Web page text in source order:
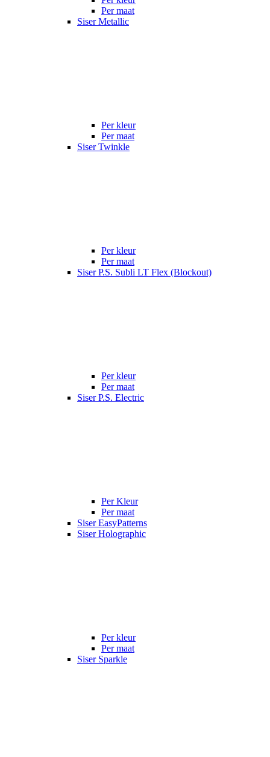
Per maat
Siser Metallic
Per kleur
Per maat
Siser Twinkle
Per kleur
Per maat
Siser P.S. Subli LT Flex (Blockout)
Per kleur
Per maat
Siser P.S. Electric
Per Kleur
Per maat
Siser EasyPatterns
Siser Holographic
Per kleur
Per maat
Siser Sparkle